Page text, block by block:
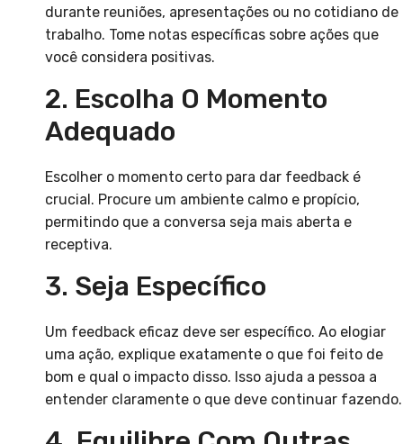
durante reuniões, apresentações ou no cotidiano de
trabalho. Tome notas específicas sobre ações que
você considera positivas.
2. Escolha O Momento
Adequado
Escolher o momento certo para dar feedback é
crucial. Procure um ambiente calmo e propício,
permitindo que a conversa seja mais aberta e
receptiva.
3. Seja Específico
Um feedback eficaz deve ser específico. Ao elogiar
uma ação, explique exatamente o que foi feito de
bom e qual o impacto disso. Isso ajuda a pessoa a
entender claramente o que deve continuar fazendo.